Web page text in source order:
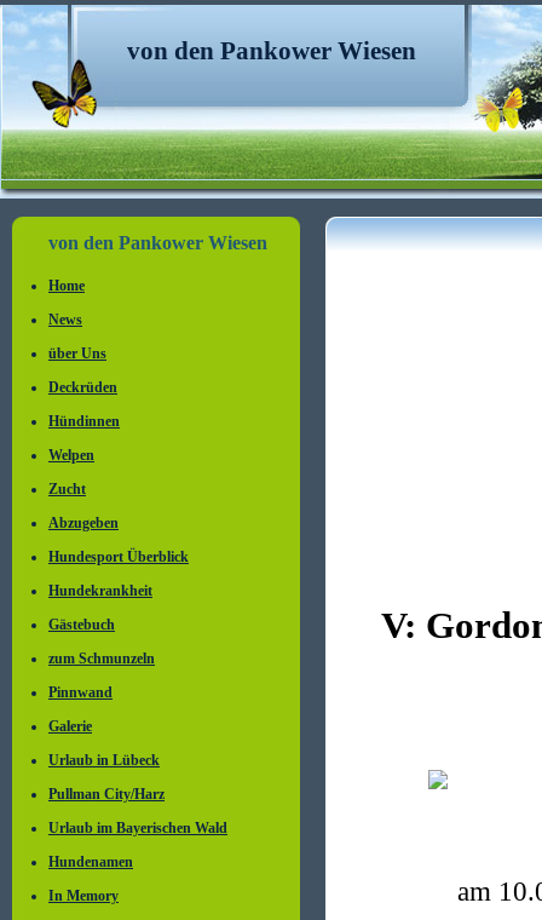
von den Pankower Wiesen
von den Pankower Wiesen
Home
News
über Uns
Deckrüden
Hündinnen
Welpen
Zucht
Abzugeben
Hundesport Überblick
Hundekrankheit
Gästebuch
zum Schmunzeln
Pinnwand
Galerie
Urlaub in Lübeck
Pullman City/Harz
Urlaub im Bayerischen Wald
Hundenamen
In Memory
V:
am